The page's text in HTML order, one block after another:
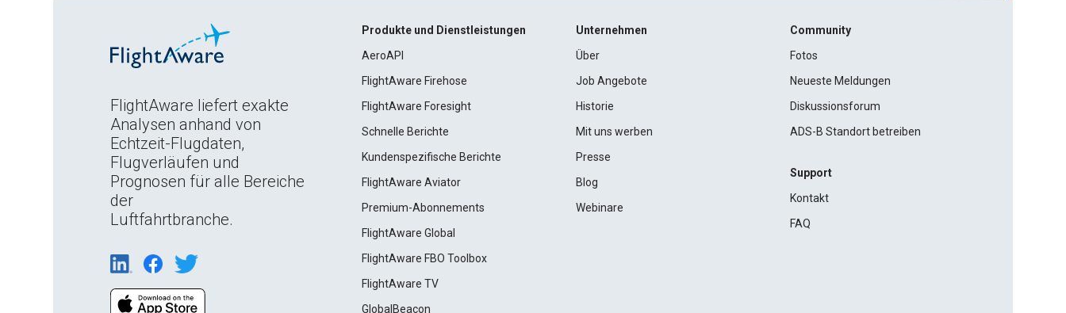
FlightAware liefert exakte
Analysen anhand von
Echtzeit-Flugdaten,
Flugverläufen und
Prognosen für alle Bereiche
der
Luftfahrtbranche.
Produkte und Dienstleistungen
AeroAPI
FlightAware Firehose
FlightAware Foresight
Schnelle Berichte
Kundenspezifische Berichte
FlightAware Aviator
Premium-Abonnements
FlightAware Global
FlightAware FBO Toolbox
FlightAware TV
GlobalBeacon
Unternehmen
Über
Job Angebote
Historie
Mit uns werben
Presse
Blog
Webinare
Community
Fotos
Neueste Meldungen
Diskussionsforum
ADS-B Standort betreiben
Support
Kontakt
FAQ